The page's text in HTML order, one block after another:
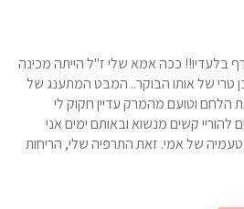
בלעדיו!! ככה אמא שלי ז"ל הייתה מכינה
טרי של אותו הבוקר.. המבט המתענג של
וטועם מהמרק עדיין חקוק לי
להוריי קשים מנשוא ובאותם ימים אני
של אמי. זאת התרפיה שלי, הריחות